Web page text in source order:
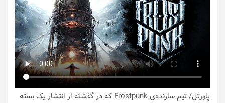
پاورتل
/ تیم سازنده‌ی Frostpunk که در گذشته از انتشار یک بسته